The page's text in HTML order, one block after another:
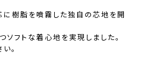
に樹脂を噴霧した独自の芯地を開
ソフトな着心地を実現しました。
。